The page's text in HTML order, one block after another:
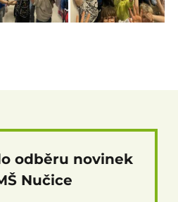
odběru novinek
Nučice